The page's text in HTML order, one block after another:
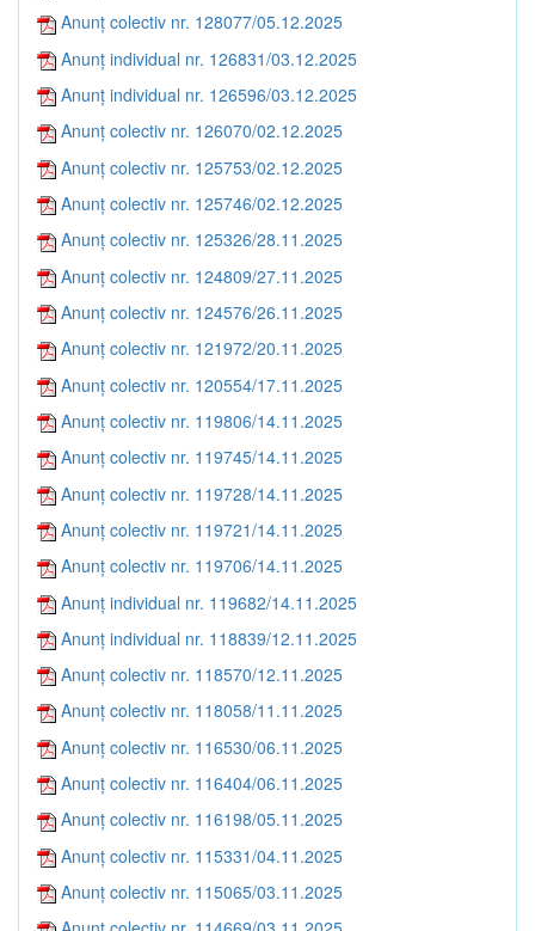
Anunț colectiv nr. 128077/05.12.2025
Anunț individual nr. 126831/03.12.2025
Anunț individual nr. 126596/03.12.2025
Anunț colectiv nr. 126070/02.12.2025
Anunț colectiv nr. 125753/02.12.2025
Anunț colectiv nr. 125746/02.12.2025
Anunț colectiv nr. 125326/28.11.2025
Anunț colectiv nr. 124809/27.11.2025
Anunț colectiv nr. 124576/26.11.2025
Anunț colectiv nr. 121972/20.11.2025
Anunț colectiv nr. 120554/17.11.2025
Anunț colectiv nr. 119806/14.11.2025
Anunț colectiv nr. 119745/14.11.2025
Anunț colectiv nr. 119728/14.11.2025
Anunț colectiv nr. 119721/14.11.2025
Anunț colectiv nr. 119706/14.11.2025
Anunț individual nr. 119682/14.11.2025
Anunț individual nr. 118839/12.11.2025
Anunț colectiv nr. 118570/12.11.2025
Anunț colectiv nr. 118058/11.11.2025
Anunț colectiv nr. 116530/06.11.2025
Anunț colectiv nr. 116404/06.11.2025
Anunț colectiv nr. 116198/05.11.2025
Anunț colectiv nr. 115331/04.11.2025
Anunț colectiv nr. 115065/03.11.2025